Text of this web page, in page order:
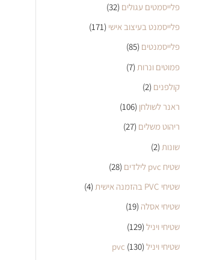
פלייסמטים עגולים (32)
פלייסמנט בעיצוב אישי (171)
פלייסמנטים (85)
פמוטים ונרות (7)
קולפנים (2)
ראנר לשולחן (106)
ריהוט משלים (27)
שונות (2)
שטיח pvc לילדים
(28)
שטיחי PVC בהזמנה אישית
(4)
שטיחי אסלה (19)
שטיחי ויניל(129)
שטיחי ויניל pvc(130)